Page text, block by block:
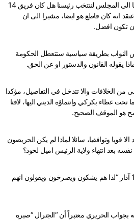
مضيفا: لو كان لدينا 65 صوتا ونزلنا الى المجلس لننتخب رئيسنا هل كان فريق 14
انه كان قاطع هو ايضا، مشيرا الى ان
تكون افضل.
النواب بطريقة سياسية ستتعطل الحكومة
يقوله القانون والدستور او عن الحق.
الخلافات والا تتدخل في التفاصيل، مؤكدا
غطاء بكركي وانتماؤه الديني اليها، لافتا
هو الموقف الصحيح.
قويا وتوافقيا، سائلا لماذا لم يكن الحريصون
بعد انتهاء ولاية الرئيس اميل لحود؟
واعتبر ان الوقت ليس لمصلحة 14 آذار “لذا هم يشكون ويصرخون ويقولون انهم
بجواب الحريري معتبراً أن “الجنرال “صبره